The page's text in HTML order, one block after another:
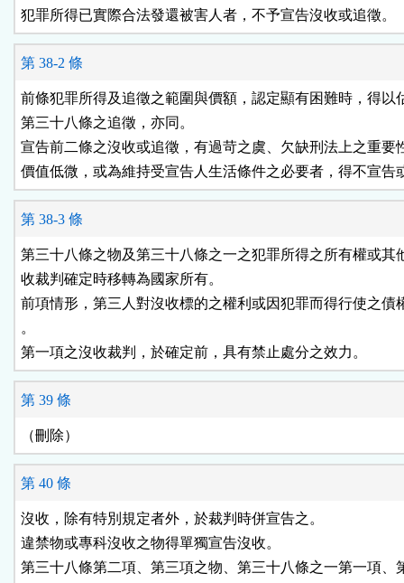
犯罪所得已實際合法發還被害人者，不予宣告沒收或追徵。
第 38-2 條
前條犯罪所得及追徵之範圍與價額，認定顯有困難時，得以
第三十八條之追徵，亦同。
宣告前二條之沒收或追徵，有過苛之虞、欠缺刑法上之重要
價值低微，或為維持受宣告人生活條件之必要者，得不宣告
第 38-3 條
第三十八條之物及第三十八條之一之犯罪所得之所有權或其
收裁判確定時移轉為國家所有。
前項情形，第三人對沒收標的之權利或因犯罪而得行使之債
。
第一項之沒收裁判，於確定前，具有禁止處分之效力。
第 39 條
（刪除）
第 40 條
沒收，除有特別規定者外，於裁判時併宣告之。
違禁物或專科沒收之物得單獨宣告沒收。
第三十八條第二項、第三項之物、第三十八條之一第一項、